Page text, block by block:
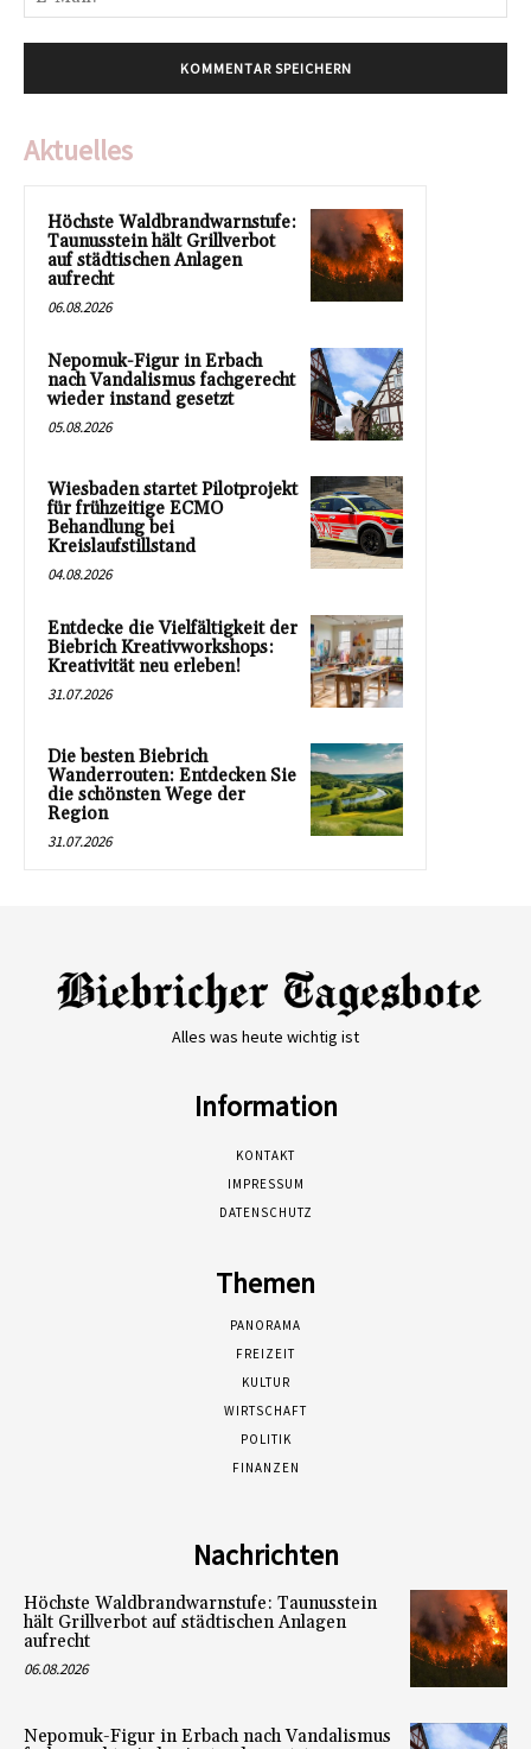
Aktuelles
Höchste Waldbrandwarnstufe:
Taunusstein hält Grillverbot
auf städtischen Anlagen
aufrecht
06.08.2026
Nepomuk-Figur in Erbach
nach Vandalismus fachgerecht
wieder instand gesetzt
05.08.2026
Wiesbaden startet Pilotprojekt
für frühzeitige ECMO
Behandlung bei
Kreislaufstillstand
04.08.2026
Entdecke die Vielfältigkeit der
Biebrich Kreativworkshops:
Kreativität neu erleben!
31.07.2026
Die besten Biebrich
Wanderrouten: Entdecken Sie
die schönsten Wege der
Region
31.07.2026
Alles was heute wichtig ist
Information
KONTAKT
IMPRESSUM
DATENSCHUTZ
Themen
PANORAMA
FREIZEIT
KULTUR
WIRTSCHAFT
POLITIK
FINANZEN
Nachrichten
Höchste Waldbrandwarnstufe: Taunusstein
hält Grillverbot auf städtischen Anlagen
aufrecht
06.08.2026
Nepomuk-Figur in Erbach nach Vandalismus